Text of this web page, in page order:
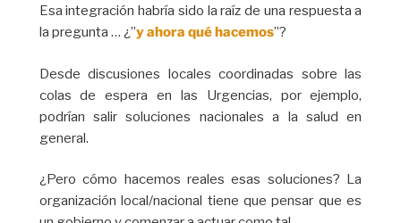
Esa integración habría sido la raíz de una respuesta a
la pregunta … ¿”y ahora qué hacemos”?
Desde discusiones locales coordinadas sobre las
colas de espera en las Urgencias, por ejemplo,
podrían salir soluciones nacionales a la salud en
general.
¿Pero cómo hacemos reales esas soluciones? La
organización local/nacional tiene que pensar que es